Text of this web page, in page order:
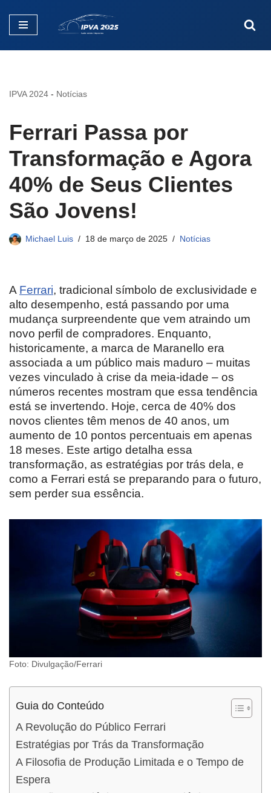
Pular
IPVA 2024 - Notícias
Ferrari Passa por
Transformação e Agora
40% de Seus Clientes
São Jovens!
Michael Luis 18 de março de 2025 Notícias
A Ferrari, tradicional símbolo de exclusividade e
alto desempenho, está passando por uma
mudança surpreendente que vem atraindo um
novo perfil de compradores. Enquanto,
historicamente, a marca de Maranello era
associada a um público mais maduro – muitas
vezes vinculado à crise da meia-idade – os
números recentes mostram que essa tendência
está se invertendo. Hoje, cerca de 40% dos
novos clientes têm menos de 40 anos, um
aumento de 10 pontos percentuais em apenas
18 meses. Este artigo detalha essa
transformação, as estratégias por trás dela, e
como a Ferrari está se preparando para o futuro,
sem perder sua essência.
Foto: Divulgação/Ferrari
Guia do Conteúdo
A Revolução do Público Ferrari
Estratégias por Trás da Transformação
A Filosofia de Produção Limitada e o Tempo de
Espera